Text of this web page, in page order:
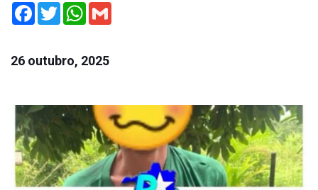
Facebook
TwitterWhatsApp
26 outubro, 2025